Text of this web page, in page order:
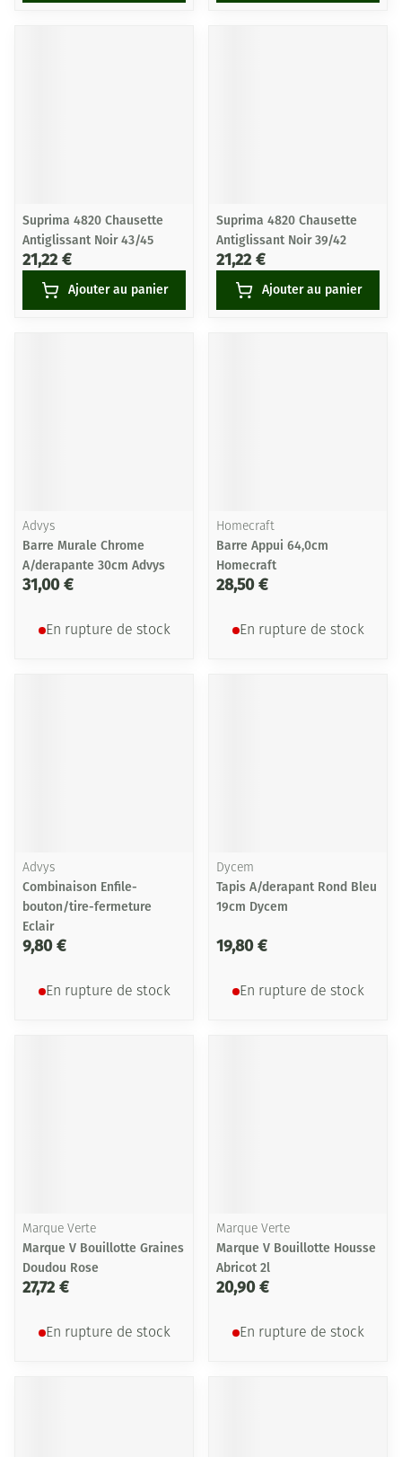
Suprima 4820 Chausette
Antiglissant Noir 43/45
21,22 €
Ajouter au panier
Suprima 4820 Chausette
Antiglissant Noir 39/42
21,22 €
Ajouter au panier
Advys
Barre Murale Chrome
A/derapante 30cm Advys
31,00 €
En rupture de stock
Homecraft
Barre Appui 64,0cm
Homecraft
28,50 €
En rupture de stock
Advys
Combinaison Enfile-
bouton/tire-fermeture
Eclair
9,80 €
En rupture de stock
Dycem
Tapis A/derapant Rond Bleu
19cm Dycem
19,80 €
En rupture de stock
Marque Verte
Marque V Bouillotte Graines
Doudou Rose
27,72 €
En rupture de stock
Marque Verte
Marque V Bouillotte Housse
Abricot 2l
20,90 €
En rupture de stock